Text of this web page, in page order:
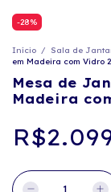
-28%
Início / Sala de
em Madeira com Vidro
Mesa de
Madeira